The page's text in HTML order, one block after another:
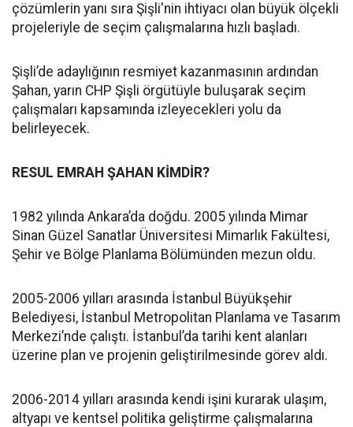
çözümlerin yanı sıra Şişli'nin ihtiyacı olan büyük ölçekli
projeleriyle de seçim çalışmalarına hızlı başladı.
Şişli’de adaylığının resmiyet kazanmasının ardından
Şahan, yarın CHP Şişli örgütüyle buluşarak seçim
çalışmaları kapsamında izleyecekleri yolu da
belirleyecek.
RESUL EMRAH ŞAHAN KİMDİR?
1982 yılında Ankara’da doğdu. 2005 yılında Mimar
Sinan Güzel Sanatlar Üniversitesi Mimarlık Fakültesi,
Şehir ve Bölge Planlama Bölümünden mezun oldu.
2005-2006 yılları arasında İstanbul Büyükşehir
Belediyesi, İstanbul Metropolitan Planlama ve Tasarım
Merkezi’nde çalıştı. İstanbul’da tarihi kent alanları
üzerine plan ve projenin geliştirilmesinde görev aldı.
2006-2014 yılları arasında kendi işini kurarak ulaşım,
altyapı ve kentsel politika geliştirme çalışmalarına